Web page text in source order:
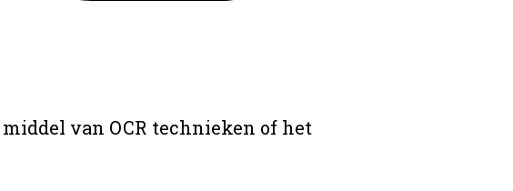
van OCR technieken of het